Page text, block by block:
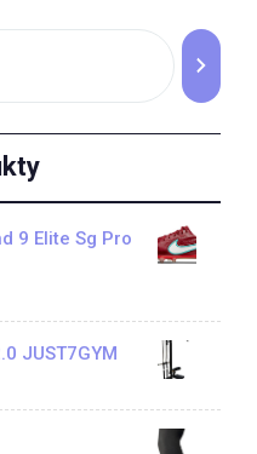
9 Elite Sg Pro
JUST7GYM